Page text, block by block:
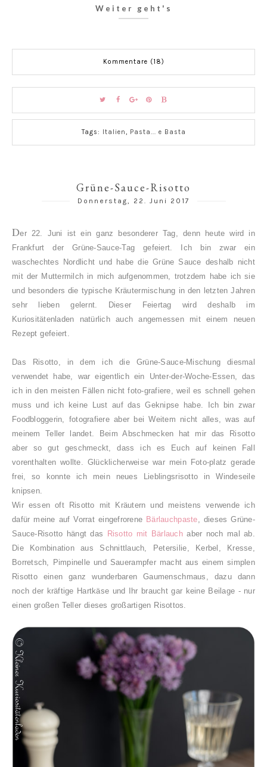
Weiter geht's
Kommentare (18)
Tags: Italien, Pasta... e Basta
Grüne-Sauce-Risotto
Donnerstag, 22. Juni 2017
Der 22. Juni ist ein ganz besonderer Tag, denn heute wird in
Frankfurt der Grüne-Sauce-Tag gefeiert. Ich bin zwar ein
waschechtes Nordlicht und habe die Grüne Sauce deshalb nicht
mit der Muttermilch in mich aufgenommen, trotzdem habe ich sie
und besonders die typische Kräutermischung in den letzten Jahren
sehr lieben gelernt. Dieser Feiertag wird deshalb im
Kuriositätenladen natürlich auch angemessen mit einem neuen
Rezept gefeiert.
Das Risotto, in dem ich die Grüne-Sauce-Mischung diesmal
verwendet habe, war eigentlich ein Unter-der-Woche-Essen, das
ich in den meisten Fällen nicht foto-grafiere, weil es schnell gehen
muss und ich keine Lust auf das Geknipse habe. Ich bin zwar
Foodbloggerin, fotografiere aber bei Weitem nicht alles, was auf
meinem Teller landet.
Beim Abschmecken hat mir das Risotto
aber so gut geschmeckt, dass ich es Euch auf keinen Fall
vorenthalten wollte. Glücklicherweise war mein Foto-platz gerade
frei, so konnte ich mein neues Lieblingsrisotto in Windeseile
knipsen.
Wir essen oft Risotto mit Kräutern und meistens verwende ich
dafür meine auf Vorrat eingefrorene Bärlauchpaste, dieses Grüne-
Sauce-Risotto hängt das
Risotto mit Bärlauchaber noch mal ab.
Die Kombination aus Schnittlauch, Petersilie, Kerbel, Kresse,
Borretsch, Pimpinelle und Sauerampfer macht aus einem simplen
Risotto einen ganz wunderbaren Gaumenschmaus, dazu dann
noch der kräftige Hartkäse und Ihr braucht gar keine Beilage - nur
einen großen Teller dieses großartigen Risottos.